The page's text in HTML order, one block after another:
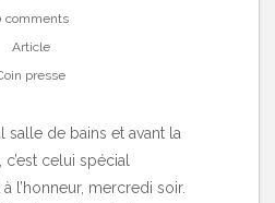
comments
Article
presse
salle de bains et avant la
celui spécial
l’honneur, mercredi soir.